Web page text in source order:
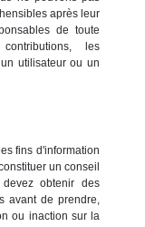
après leur
de toute
les
utilisateur ou un
fins d'information
un conseil
obtenir des
avant de prendre,
ou inaction sur la